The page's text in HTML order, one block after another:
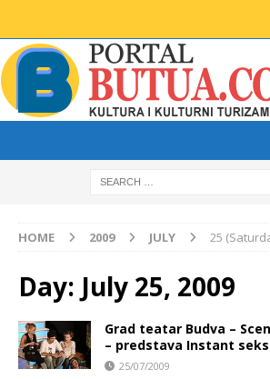
HOME 2009 JULY 25
Day: July 25, 2009
Grad teatar Budva –
– predstava Instant
25/07/2009